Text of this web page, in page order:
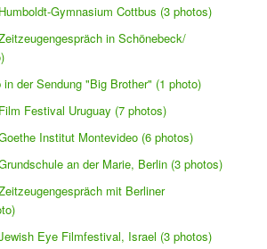
Gymnasium Cottbus (3 photos)
in Schönebeck/
der Sendung "Big Brother" (1 photo)
Festival Uruguay (7 photos)
Institut Montevideo (6 photos)
an der Marie, Berlin (3 photos)
mit Berliner
Eye Filmfestival, Israel (3 photos)